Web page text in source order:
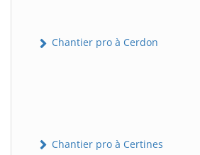
Chantier pro à Cerdon
Chantier pro à Certines